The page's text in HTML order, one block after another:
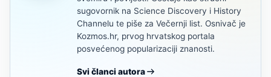
sugovornik na Science Discovery i History
Channelu te piše za Večernji list. Osnivač je
Kozmos.hr, prvog hrvatskog portala
posvećenog popularizaciji znanosti.
Svi članci autora